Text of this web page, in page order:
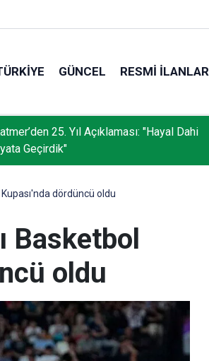
GÜNCEL RESMI İLANLAR
25. Yıl Açıklaması: "Hayal Dahi
Geçirdik"
dördüncü oldu
Basketbol
oldu